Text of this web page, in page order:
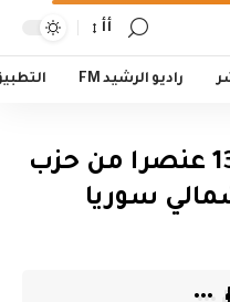
أأ
راديو الرشيد FM
الدفاع التركية: تحييد 13 عنصرا من حزب
سوريا